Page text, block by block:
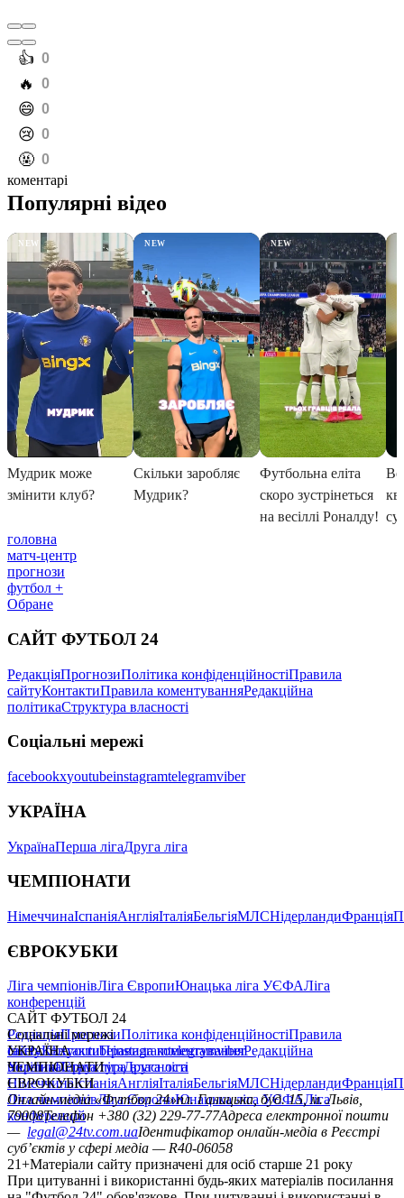
️👍 0
️🔥 0
️😄 0
️😢 0
️🤬 0
коментарі
головна
матч-центр
прогнози
футбол +
Обране
САЙТ ФУТБОЛ 24
РедакціяПрогнозиПолітика конфіденційностіПравила
сайтуКонтактиПравила коментуванняРедакційна
політикаСтруктура власності
Соціальні мережі
facebookxyoutubeinstagramtelegramviber
УКРАЇНА
УкраїнаПерша лігаДруга ліга
ЧЕМПІОНАТИ
НімеччинаІспаніяАнгліяІталіяБельгіяМЛСНідерландиФранція
ЄВРОКУБКИ
Ліга чемпіонівЛіга ЄвропиЮнацька ліга УЄФАЛіга
конференцій
САЙТ ФУТБОЛ 24
РедакціяПрогнозиПолітика конфіденційностіПравила
сайтуКонтактиПравила коментуванняРедакційна
політикаСтруктура власності
Соціальні мережі
facebookxyoutubeinstagramtelegramviber
УКРАЇНА
УкраїнаПерша лігаДруга ліга
ЧЕМПІОНАТИ
НімеччинаІспаніяАнгліяІталіяБельгіяМЛСНідерландиФранція
ЄВРОКУБКИ
Ліга чемпіонівЛіга ЄвропиЮнацька ліга УЄФАЛіга
конференцій
Онлайн-медіа «Футбол 24»пл. Галицька, буд. 15, м. Львів,
79008Телефон +380 (32) 229-77-77Адреса електронної пошти
— legal@24tv.com.uaІдентифікатор онлайн-медіа в Реєстрі
суб’єктів у сфері медіа — R40-06058
21+Матеріали сайту призначені для осіб старше 21 року
При цитуванні і використанні будь-яких матеріалів посилання